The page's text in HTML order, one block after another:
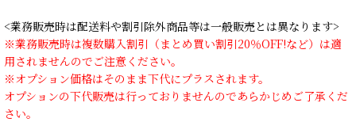
<業務販売時は配送料や割引除外商品等は一般販売とは異なります>
※業務販売時は複数購入割引（まとめ買い割引20％OFF!など）は適
用されませんのでご注意ください。
※オプション価格はそのまま下代にプラスされます。
オプションの下代販売は行っておりませんのであらかじめご了承くだ
さい。